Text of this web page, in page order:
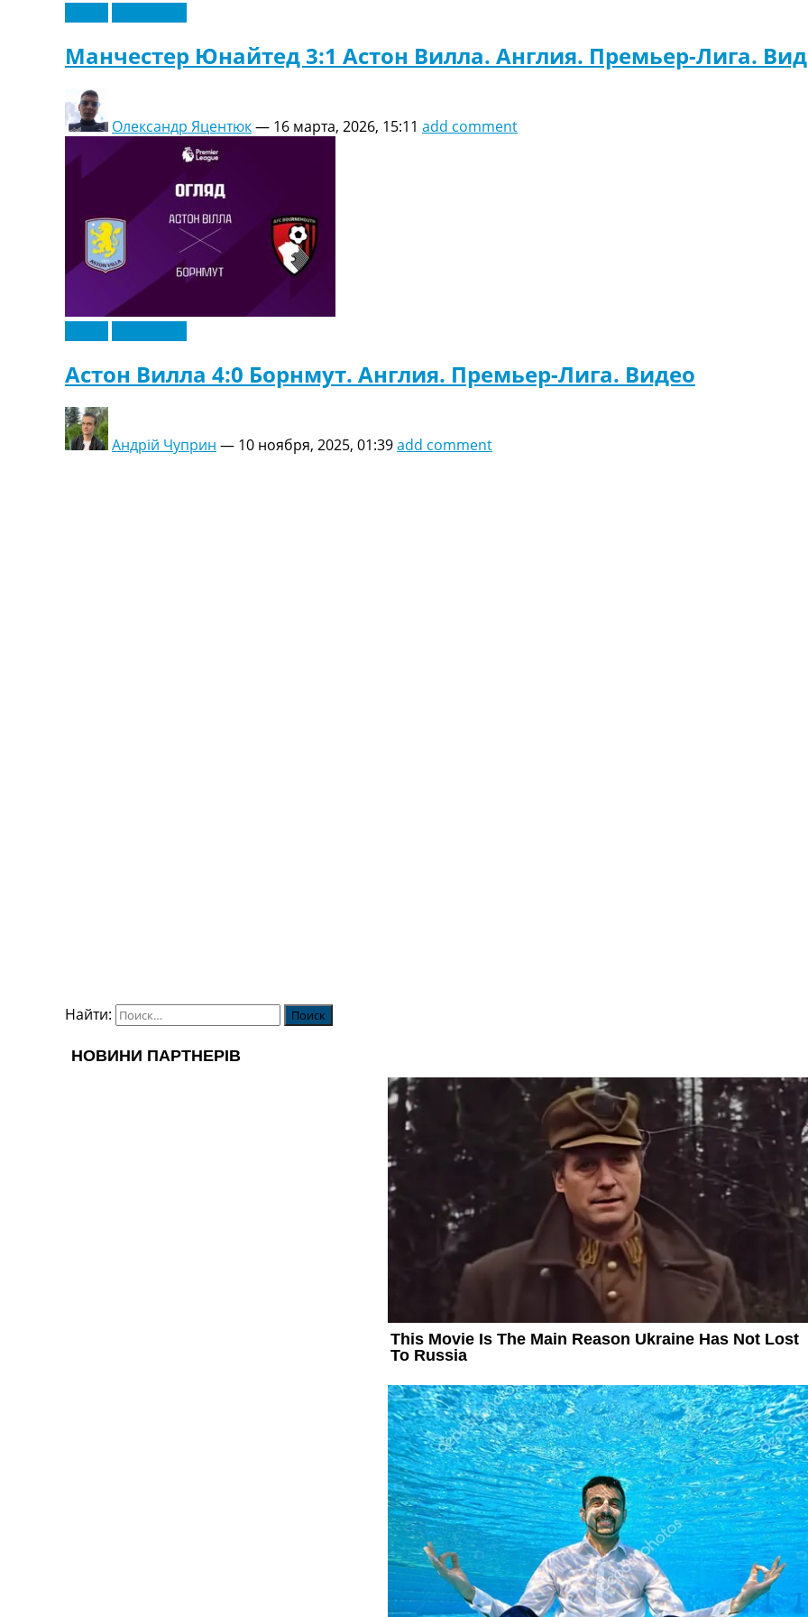
Манчестер Юнайтед 3:1 Астон Вилла. Англия. Премьер-Лига.
Олександр Яцентюк— 16 марта, 2026, 15:11 add comment
Астон Вилла 4:0 Борнмут. Англия. Премьер-Лига. Видео
Андрій Чуприн — 10 ноября, 2025, 01:39add comment
Найти: